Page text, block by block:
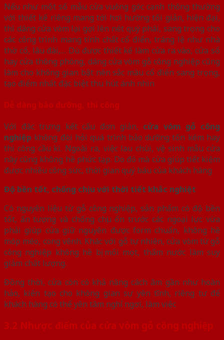
Nếu như một số mẫu cửa vuông góc cạnh thông thường
với thiết kế riêng mang tới hơi hướng tối giản, hiện đại,
thì dáng cửa vòm lại gợi lên nét quý phái, sang trọng cho
các công trình mang tính chất cổ điển, tráng lệ như nhà
thờ cổ, lâu đài,… Dù được thiết kế làm cửa ra vào, cửa sổ
hay cửa thông phòng, dáng cửa vòm gỗ công nghiệp cũng
làm cho không gian bật nên sắc màu cổ điển sang trọng,
tạo điểm nhất đặc biệt thu hút ánh nhìn
Dễ dàng bảo dưỡng, thi công
Với đặc trưng kết cấu đơn giản, cửa vòm gỗ công
nghiệp không đòi hỏi quá trình bảo dưỡng tốn kém hay
thi công cầu kì. Ngoài ra, việc lau chùi, vệ sinh mẫu cửa
này cũng không hề phức tạp. Do đó mà cửa giúp tiết kiệm
được nhiều công sức, thời gian quý báu của khách hàng
Độ bền tốt, chống chịu với thời tiết khắc nghiệt
Có nguyên liệu từ gỗ công nghiệp, sản phẩm có độ bền
tốt, ấn tượng và chống chịu ổn trước các ngoại lực vừa
phải giúp cửa giữ nguyên được form chuẩn, không hề
móp méo, cong vênh. Khác với gỗ tự nhiên, cửa vòm từ gỗ
công nghiệp không hề bị mối mọt, thấm nước làm suy
giảm chất lượng.
Đồng thời, cửa còn có khả năng cách âm gần như hoàn
hảo, kiến tạo cho không gian sự yên tĩnh, riêng tư để
khách hàng có thể yên tâm nghỉ ngơi, làm việc
3.2 Nhược điểm của cửa vòm gỗ công nghiệp